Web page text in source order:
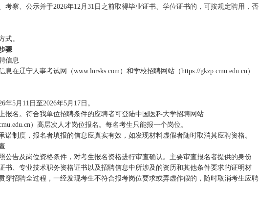
考察、公示并于2026年12月31日之前取得毕业证书、学位证书的，可按规定聘用，否
式。
骤
信息
息在辽宁人事考试网（www.lnrsks.com）和学校招聘网站（https://gkzp.cmu.edu.cn）
年5月11日至2026年5月17日。
报名。符合我单位招聘条件的应聘者可登陆中国医科大学招聘网站
）高层次人才岗位报名。每名考生只能报一个岗位。
诺制度，报名者填报的信息应真实有效，如发现材料虚假者随时取消其应聘资格。
公告及岗位资格条件，对考生报名资格进行审查确认。主要审查报名者提供的身份
书、专业技术职务资格证书以及招聘信息中所涉及的资历和其他条件要求的证明材
穿招聘全过程，一经发现考生不符合报考岗位要求或弄虚作假的，随时取消考生应聘